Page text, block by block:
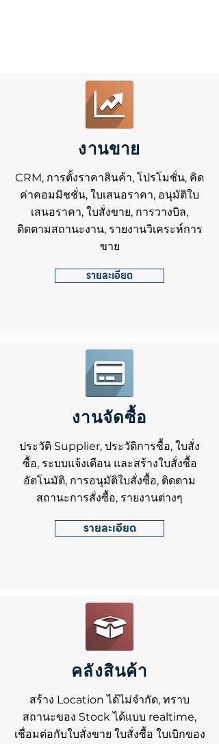
งานขาย
CRM, การตั้งราคาสินค้า, โปรโมชั่น, คิด
ค่าคอมมิชชั่น, ใบเสนอราคา, อนุมัติใบ
เสนอราคา, ใบสั่งขาย, การวางบิล,
ติดตามสถานะงาน, รายงานวิเคระห์การ
ขาย
รายละเอียด
งานจัดซื้อ
ประวัติ Supplier, ประวัติการซื้อ, ใบสั่ง
ซื้อ, ระบบแจ้งเตือน และสร้างใบสั่งซื้อ
อัตโนมัติ, การอนุมัติใบสั่งซื้อ, ติดตาม
สถานะการสั่งซื้อ, รายงานต่างๆ
รายละเอียด
คลังสินค้า
สร้าง Location ได้ไม่จำกัด, ทราบ
สถานะของ Stock ได้แบบ realtime,
เชื่อมต่อกับใบสั่งขาย ใบสั่งซื้อ ใบเบิกของ